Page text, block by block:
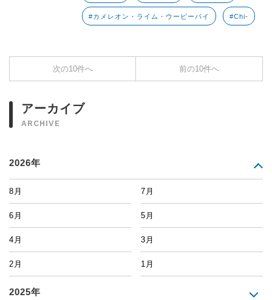
#カメレオン・ライム・ウーピーパイ #Chi-
次の10件へ 前の10件へ
アーカイブ
ARCHIVE
2026年
8月 7月
6月 5月
4月 3月
2月 1月
2025年